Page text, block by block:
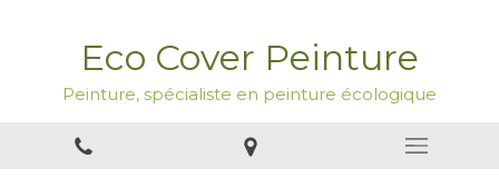
Eco Cover Peinture
Peinture, spécialiste en peinture écologique